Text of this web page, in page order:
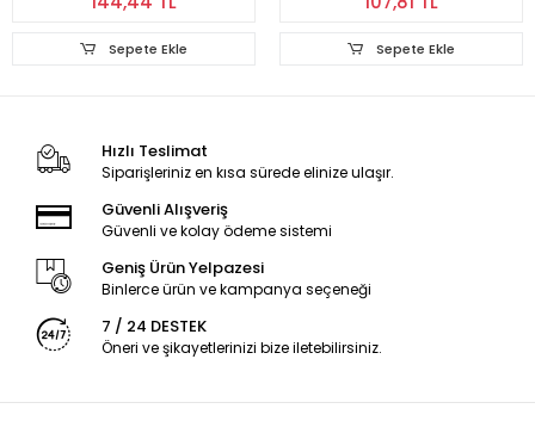
Sepete Ekle Sepete Ekle
Hızlı Teslimat
Siparişleriniz en kısa sürede elinize ulaşır.
Güvenli Alışveriş
Güvenli ve kolay ödeme sistemi
Geniş Ürün Yelpazesi
Binlerce ürün ve kampanya seçeneği
7 / 24 DESTEK
Öneri ve şikayetlerinizi bize iletebilirsiniz.